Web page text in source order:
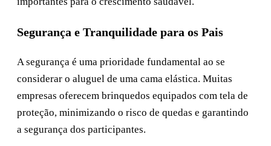
Segurança e Tranquilidade para os Pais
A segurança é uma prioridade fundamental ao se
considerar o aluguel de uma cama elástica. Muitas
empresas oferecem brinquedos equipados com tela de
proteção, minimizando o risco de quedas e garantindo
a segurança dos participantes.